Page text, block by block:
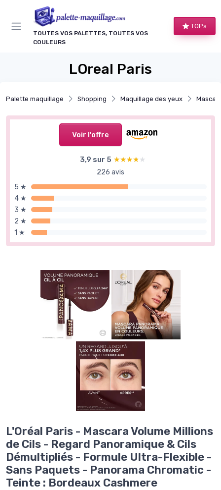
TOUTES VOS PALETTES, TOUTES VOS
COULEURS
TOPs
LOreal Paris
Palette maquillage Shopping Maquillage des yeux
Voir l'offre
3,9 sur 5 ★★★★★
★★★★★
226 avis
5 ★
4 ★
3 ★
2 ★
1 ★
L'Oréal Paris - Mascara Volume Millions
de Cils - Regard Panoramique & Cils
Démultipliés - Formule Ultra-Flexible -
Sans Paquets - Panorama Chromatic -
Teinte : Bordeaux Cashmere
Panneau de gestion des cookies